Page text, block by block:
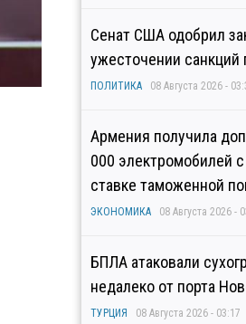
Сенат США одобрил
ужесточении санкций
ПОЛИТИКА 08 Августа 2026 -
Армения получила
000 электромобилей
ставке таможенной
ЭКОНОМИКА 08 Августа 2026 -
БПЛА атаковали
недалеко от порта
ТУРЦИЯ 08 Августа 2026 - 03:17